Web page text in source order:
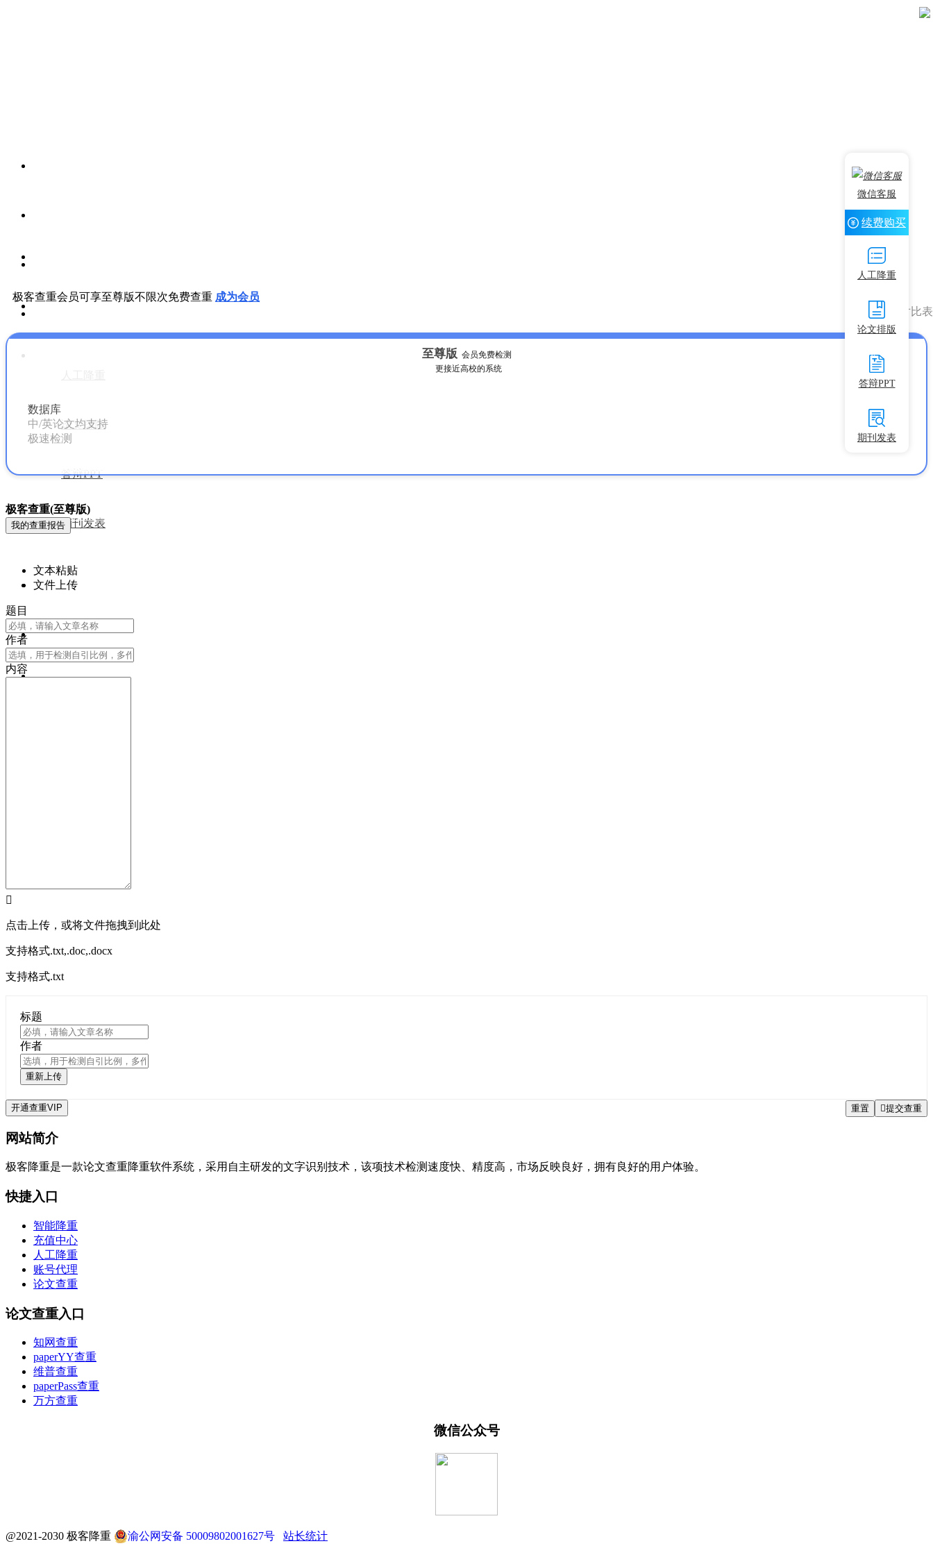
论文排版
答辩PPT
期刊发表
论文查重
充值中心
降重结果
人工降重
答辩PPT
期刊发表
在线充值
个人中心
微信客服
续费购买
人工降重
论文排版
答辩PPT
期刊发表
极客查重会员可享至尊版不限次免费查重 成为会员
数据库对比表
至尊版 会员免费检测
更接近高校的系统
数据库
17个
中/英论文均支持
极速检测
极客查重(至尊版)
我的查重报告
文本粘贴
文件上传
题目
作者
内容

点击上传，或将文件拖拽到此处
支持格式.txt,.doc,.docx
支持格式.txt
标题
作者
重新上传
重置 提交查重
开通查重VIP
网站简介
极客降重是一款论文查重降重软件系统，采用自主研发的文字识别技术，该项技术检测速度快、精度高，市场反映良好，拥有良好的用户体验。
快捷入口
智能降重
充值中心
人工降重
账号代理
论文查重
论文查重入口
知网查重
paperYY查重
维普查重
paperPass查重
万方查重
微信公众号
@2021-2030 极客降重 渝公网安备 50009802001627号 站长统计